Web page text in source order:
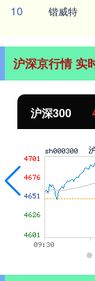
10 锴威特
沪深京行情 实
沪深300